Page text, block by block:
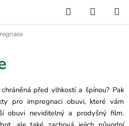
Hledat
KOŠÍK
před vlhkostí a špínou? Pak
pro impregnaci obuvi, které vám
obuvi neviditelný a prodyšný film.